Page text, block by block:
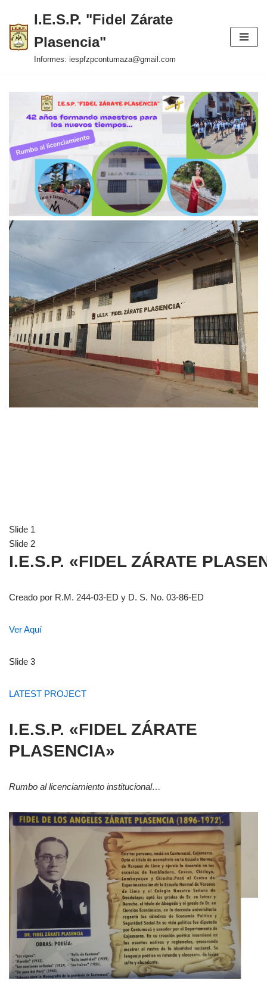
Saltar
al
contenido
I.E.S.P. "Fidel Zárate
Plasencia"
Informes: iespfzpcontumaza@gmail.com
Slide 1
Slide 2
I.E.S.P. «FIDEL ZÁRATE
Creado por R.M. 244-03-ED y D. S. No. 03-86-ED
Ver Aquí
Slide 3
LATEST PROJECT
I.E.S.P. «FIDEL ZÁRATE
PLASENCIA»
Rumbo al licenciamiento institucional…